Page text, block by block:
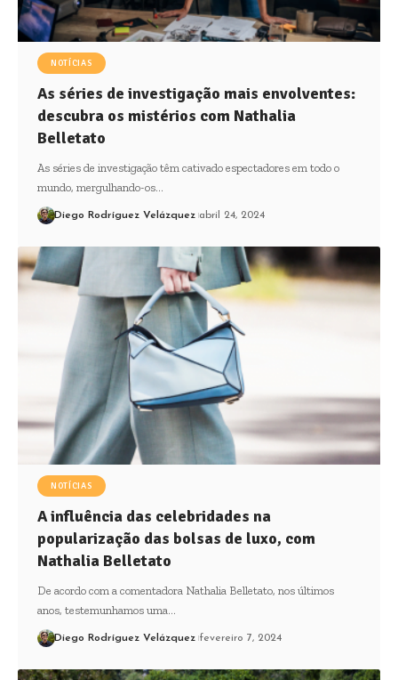
NOTÍCIAS
As séries de investigação mais envolventes:
descubra os mistérios com Nathalia
Belletato
As séries de investigação têm cativado espectadores em todo o
mundo, mergulhando-os…
Diego Rodríguez Velázquez abril 24, 2024
NOTÍCIAS
A influência das celebridades na
popularização das bolsas de luxo, com
Nathalia Belletato
De acordo com a comentadora Nathalia Belletato, nos últimos
anos, testemunhamos uma…
Diego Rodríguez Velázquez fevereiro 7, 2024